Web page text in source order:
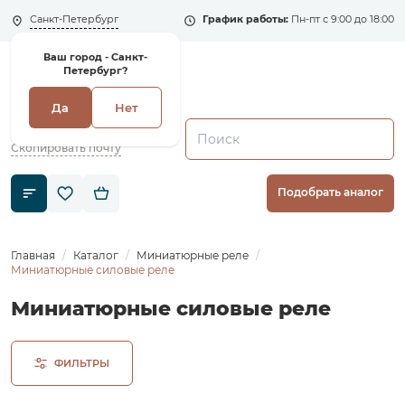
Санкт-Петербург
Ваш город - Санкт-
Петербург?
Да Нет
График работы: Пн-пт с 9:00 до 18:00
Скопировать почту
Подобрать аналог
Главная Каталог
Миниатюрные реле
Миниатюрные силовые реле
Миниатюрные силовые реле
ФИЛЬТРЫ